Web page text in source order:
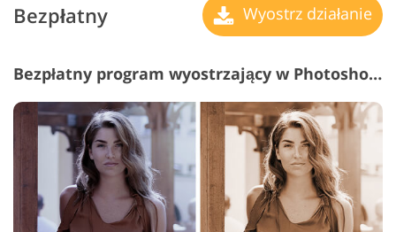
Bezpłatny Wyostrz działanie
Bezpłatny program wyostrzający w Photoshopie #17 "Sepia Dramatic"